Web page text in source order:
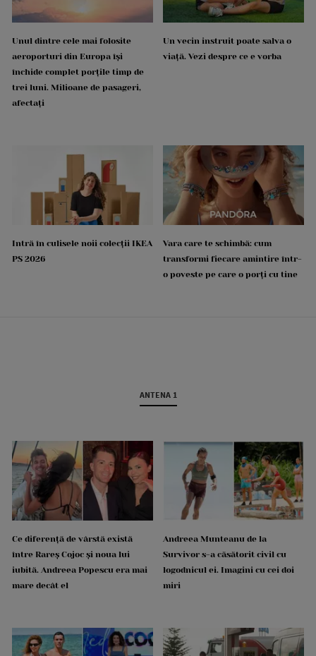
Unul dintre cele mai folosite
aeroporturi din Europa își
închide complet porțile timp de
trei luni. Milioane de pasageri,
afectați
Un vecin instruit poate salva o
viață. Vezi despre ce e vorba
Intră în culisele noii colecții IKEA
PS 2026
Vara care te schimbă: cum
transformi fiecare amintire într-
o poveste pe care o porți cu tine
ANTENA 1
Ce diferență de vârstă există
între Rareș Cojoc și noua lui
iubită. Andreea Popescu era mai
mare decât el
Andreea Munteanu de la
Survivor s-a căsătorit civil cu
logodnicul ei. Imagini cu cei doi
miri